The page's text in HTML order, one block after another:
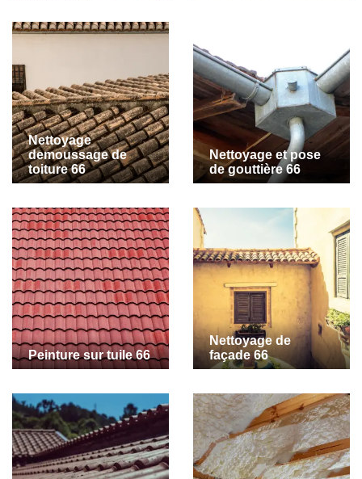
Nettoyage
demoussage de
toiture 66
Nettoyage et pose
de gouttière 66
Peinture sur tuile 66
Nettoyage de
façade 66